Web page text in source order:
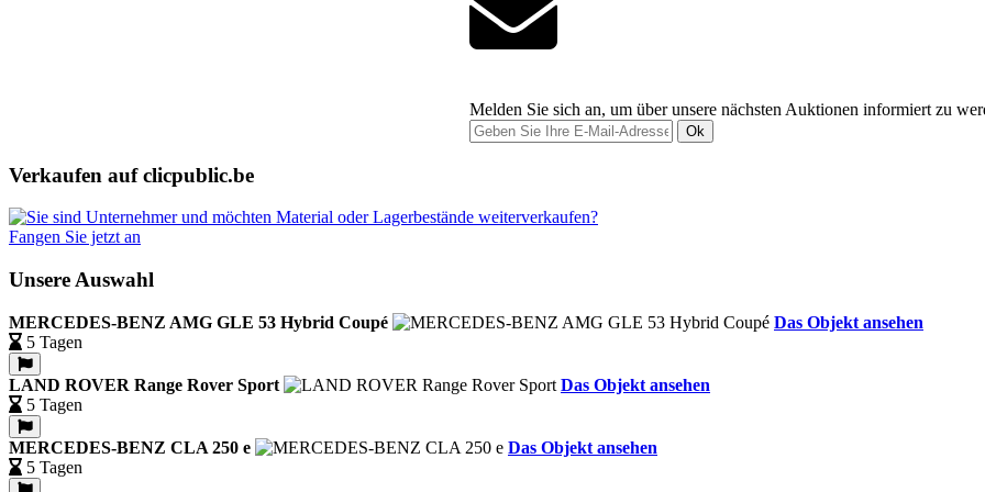
Melden Sie sich an, um über unsere nächsten Auktionen informiert zu
Ok
Verkaufen auf clicpublic.be
Fangen Sie jetzt an
Unsere Auswahl
MERCEDES-BENZ AMG GLE 53 Hybrid Coupé
Das Objekt ansehen
5 Tagen
LAND ROVER Range Rover Sport
Das Objekt ansehen
5 Tagen
MERCEDES-BENZ CLA 250 e
Das Objekt ansehen
5 Tagen